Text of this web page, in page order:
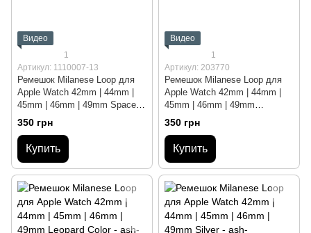
Видео
1
Артикул: 1110007-13
Ремешок Milanese Loop для
Apple Watch 42mm | 44mm |
45mm | 46mm | 49mm Space
Gray
350 грн
Купить
Видео
1
Артикул: 203770
Ремешок Milanese Loop для
Apple Watch 42mm | 44mm |
45mm | 46mm | 49mm
Champaign Gold
350 грн
Купить